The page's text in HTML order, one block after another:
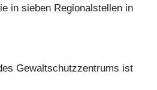
in sieben Regionalstellen in
Gewaltschutzzentrums ist